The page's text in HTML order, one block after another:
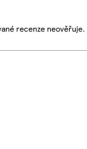
recenze neověřuje.